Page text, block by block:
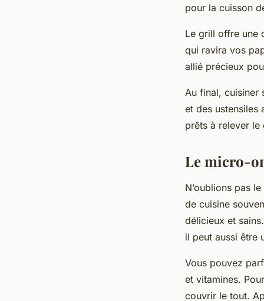
pour la cuisson
Le grill offre une
qui ravira vos
allié précieux
Au final, cuisiner
et des ustensiles
prêts à relever le
Le micro-
N’oublions pas le
de cuisine
délicieux et
il peut aussi être
Vous pouvez
et vitamines.
couvrir le tout.